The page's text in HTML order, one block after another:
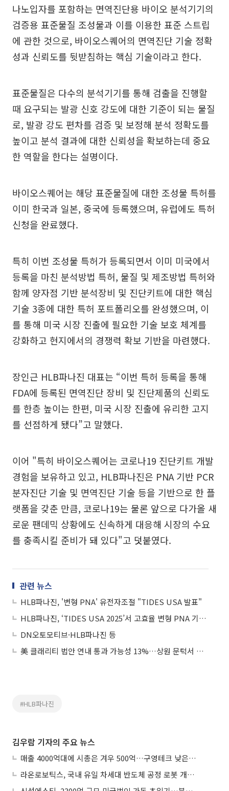
나노입자를 포함하는 면역진단용 바이오 분석기기의
검증용 표준물질 조성물과 이를 이용한 표준 스트립
에 관한 것으로, 바이오스퀘어의 면역진단 기술 정확
성과 신뢰도를 뒷받침하는 핵심 기술이라고 한다.
표준물질은 다수의 분석기기를 통해 검출을 진행할
때 요구되는 발광 신호 강도에 대한 기준이 되는 물질
로, 발광 강도 편차를 검증 및 보정해 분석 정확도를
높이고 분석 결과에 대한 신뢰성을 확보하는데 중요
한 역할을 한다는 설명이다.
바이오스퀘어는 해당 표준물질에 대한 조성물 특허를
이미 한국과 일본, 중국에 등록했으며, 유럽에도 특허
신청을 완료했다.
특히 이번 조성물 특허가 등록되면서 이미 미국에서
등록을 마친 분석방법 특허, 물질 및 제조방법 특허와
함께 양자점 기반 분석장비 및 진단키트에 대한 핵심
기술 3종에 대한 특허 포트폴리오를 완성했으며, 이
를 통해 미국 시장 진출에 필요한 기술 보호 체계를
강화하고 현지에서의 경쟁력 확보 기반을 마련했다.
장인근 HLB파나진 대표는 “이번 특허 등록을 통해
FDA에 등록된 면역진단 장비 및 진단제품의 신뢰도
를 한층 높이는 한편, 미국 시장 진출에 유리한 고지
를 선점하게 됐다”고 말했다.
이어 "특히 바이오스퀘어는 코로나19 진단키트 개발
경험을 보유하고 있고, HLB파나진은 PNA 기반 PCR
분자진단 기술 및 면역진단 기술 등을 기반으로 한 플
랫폼을 갖춘 만큼, 코로나19는 물론 앞으로 다가올 새
로운 팬데믹 상황에도 신속하게 대응해 시장의 수요
를 충족시킬 준비가 돼 있다"고 덧붙였다.
관련 뉴스
HLB파나진, '변형 PNA' 유전자조절 "TIDES USA 발표"
HLB파나진, ‘TIDES USA 2025’서 고효율 변형 PNA 기반 유전자 조절 기술 발표
DN오토모티브·HLB파나진 등
美 클래리티 법안 연내 통과 가능성 13%…상원 문턱서 제동
#HLB파나진
김우람 기자의 주요 뉴스
매출 4000억대에 시총은 겨우 500억…구영테크 낮은 몸값에 저가 승계 마무리
라온로보틱스, 국내 유일 차세대 반도체 공정 로봇 개발 ‘고객사 테스트 진행’